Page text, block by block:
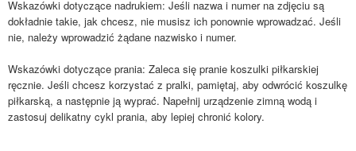
Wskazówki dotyczące nadrukiem: Jeśli nazwa i numer na zdjęciu są
dokładnie takie, jak chcesz, nie musisz ich ponownie wprowadzać. Jeśli
nie, należy wprowadzić żądane nazwisko i numer.
Wskazówki dotyczące prania: Zaleca się pranie koszulki piłkarskiej
ręcznie. Jeśli chcesz korzystać z pralki, pamiętaj, aby odwrócić koszulkę
piłkarską, a następnie ją wyprać. Napełnij urządzenie zimną wodą i
zastosuj delikatny cykl prania, aby lepiej chronić kolory.